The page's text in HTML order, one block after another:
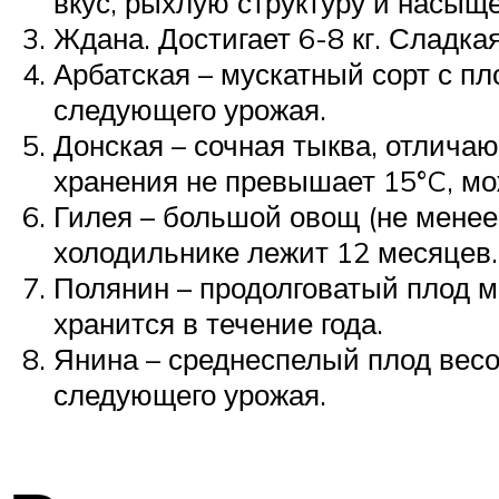
Ждана. Достигает 6-8 кг.
Арбатская – мускатный сорт с
следующего урожая.
Донская – сочная тыква,
хранения не превышает 15°C,
Гилея – большой овощ (не менее
холодильнике лежит 12 месяцев.
Полянин – продолговатый плод
хранится в течение года.
Янина – среднеспелый плод
следующего урожая.